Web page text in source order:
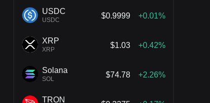
USDC
USDC
$0.9999 +0.01%
XRP
XRP
$1.03 +0.42%
Solana
SOL
$74.78 +2.26%
TRON